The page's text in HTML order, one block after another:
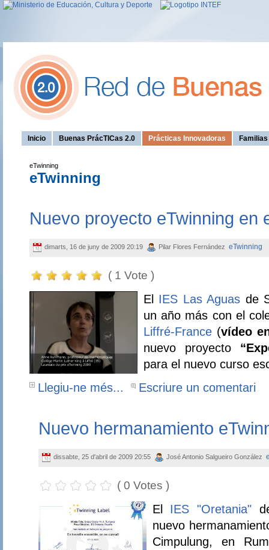
Inicio Buenas PrácTICas 2.0 Prácticas Innovadoras
eTwinning
eTwinning
Nuevo proyecto eTwinning en
dimarts, 16 de juny de 2009 20:19 Pilar Flores Fernández eTwinning
( 1 Vote )
El IES Las Aguas de
un año más con el
Liffré-France(vídeo
nuevo proyecto
para el nuevo curso
Llegiu-ne més...
Escriure un comentari
Nuevo hermanamiento
dissabte, 25 d'abril de 2009 20:55 José Antonio Salgueiro González
( 0 Votes )
El IES "Oretania"
nuevo
Cimpulung, en